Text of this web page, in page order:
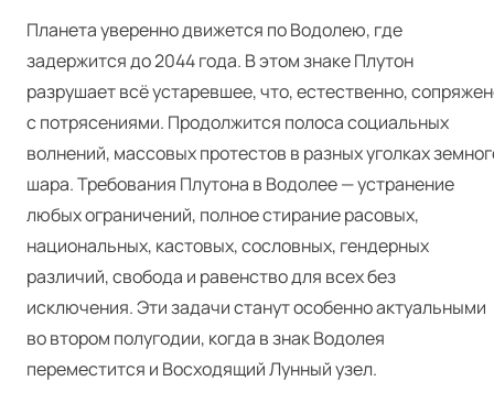
Планета уверенно движется по Водолею, где
задержится до 2044 года. В этом знаке Плутон
разрушает всё устаревшее, что, естественно,
с потрясениями. Продолжится полоса социальных
волнений, массовых протестов в разных уголках
шара. Требования Плутона в Водолее — устранение
любых ограничений, полное стирание расовых,
национальных, кастовых, сословных, гендерных
различий, свобода и равенство для всех без
исключения. Эти задачи станут особенно актуальными
во втором полугодии, когда в знак Водолея
переместится и Восходящий Лунный узел.